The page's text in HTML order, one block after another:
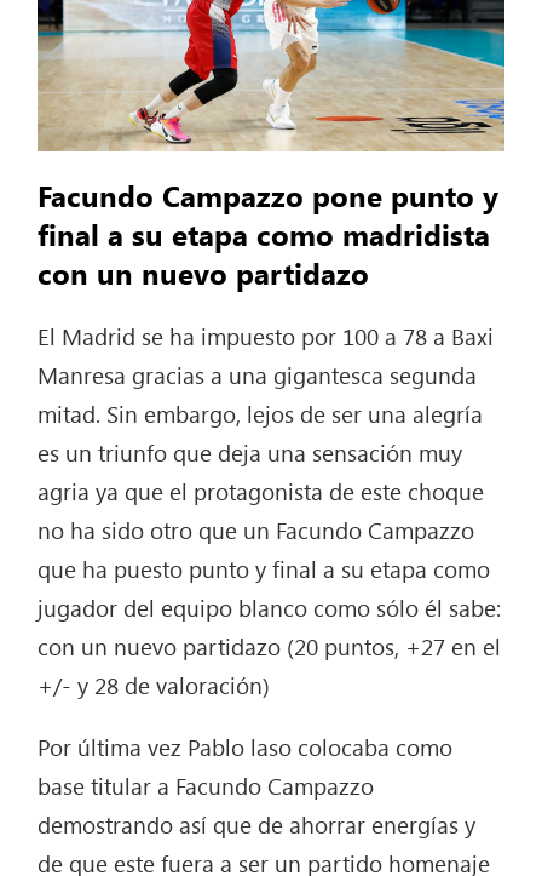
Facundo Campazzo pone punto y
final a su etapa como madridista
con un nuevo partidazo
El Madrid se ha impuesto por 100 a 78 a Baxi
Manresa gracias a una gigantesca segunda
mitad. Sin embargo, lejos de ser una alegría
es un triunfo que deja una sensación muy
agria ya que el protagonista de este choque
no ha sido otro que un Facundo Campazzo
que ha puesto punto y final a su etapa como
jugador del equipo blanco como sólo él sabe:
con un nuevo partidazo (20 puntos, +27 en el
+/- y 28 de valoración)
Por última vez Pablo laso colocaba como
base titular a Facundo Campazzo
demostrando así que de ahorrar energías y
de que este fuera a ser un partido homenaje